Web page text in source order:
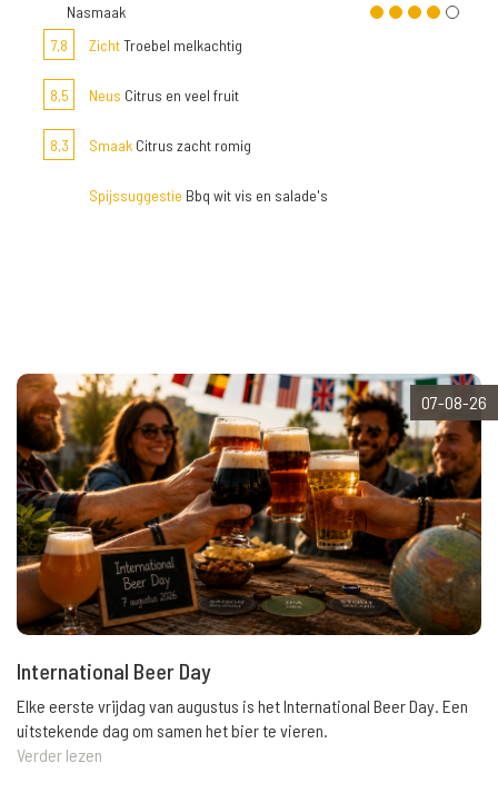
Nasmaak
7,8
ZichtTroebel melkachtig
8,5 Neus Citrus en veel fruit
8,3 Smaak Citrus zacht romig
Spijssuggestie Bbq wit vis en salade's
07-08-26
International Beer Day
Elke eerste vrijdag van augustus is het International Beer Day. Een
uitstekende dag om samen het bier te vieren.
Verder lezen